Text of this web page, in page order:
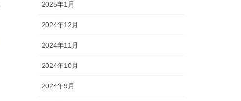
2025年1月
2024年12月
2024年11月
2024年10月
2024年9月